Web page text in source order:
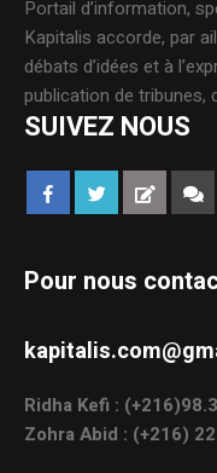
Portail d’information,
Kapitalis accorde, par
débats d’idées et à
publication de tribunes,
SUIVEZ NOUS
Pour nous
Ridha Kefi :
Zohra Abid : (+216)